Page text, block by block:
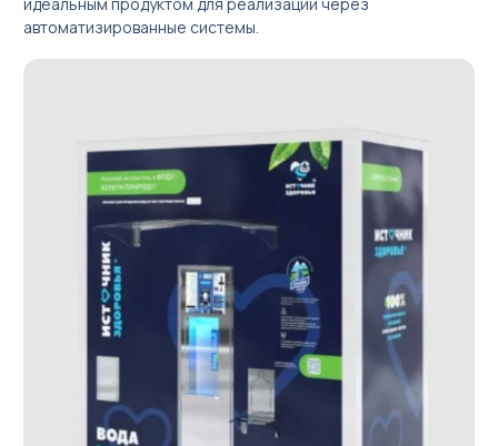
Русский
Türkçe
автоматизированные системы.